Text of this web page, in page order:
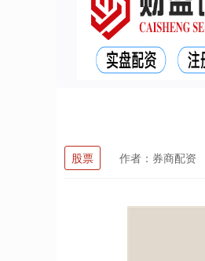
股票 作者：券商配资